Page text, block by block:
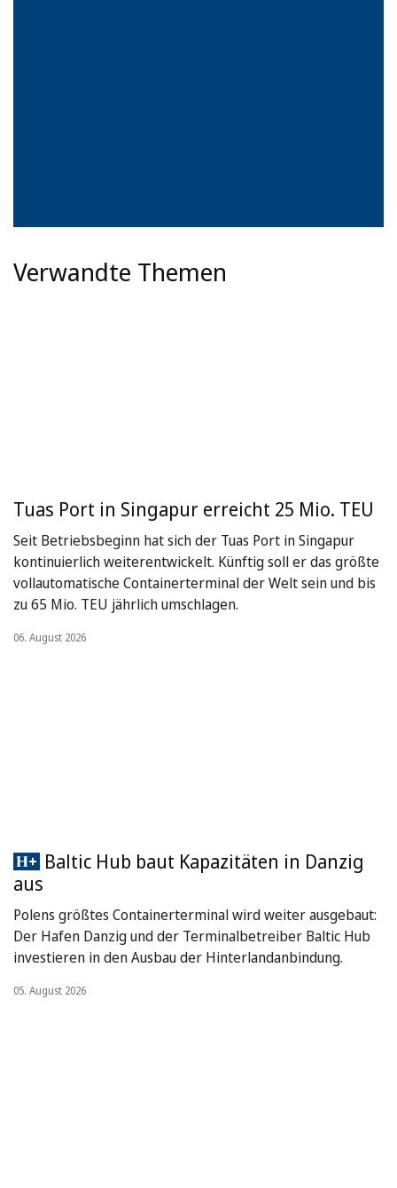
Verwandte Themen
Tuas Port in Singapur erreicht 25 Mio. TEU
Seit Betriebsbeginn hat sich der Tuas Port in Singapur
kontinuierlich weiterentwickelt. Künftig soll er das größte
vollautomatische Containerterminal der Welt sein und bis
zu 65 Mio. TEU jährlich umschlagen.
06. August 2026
Baltic Hub baut Kapazitäten in Danzig
aus
Polens größtes Containerterminal wird weiter ausgebaut:
Der Hafen Danzig und der Terminalbetreiber Baltic Hub
investieren in den Ausbau der Hinterlandanbindung.
05. August 2026